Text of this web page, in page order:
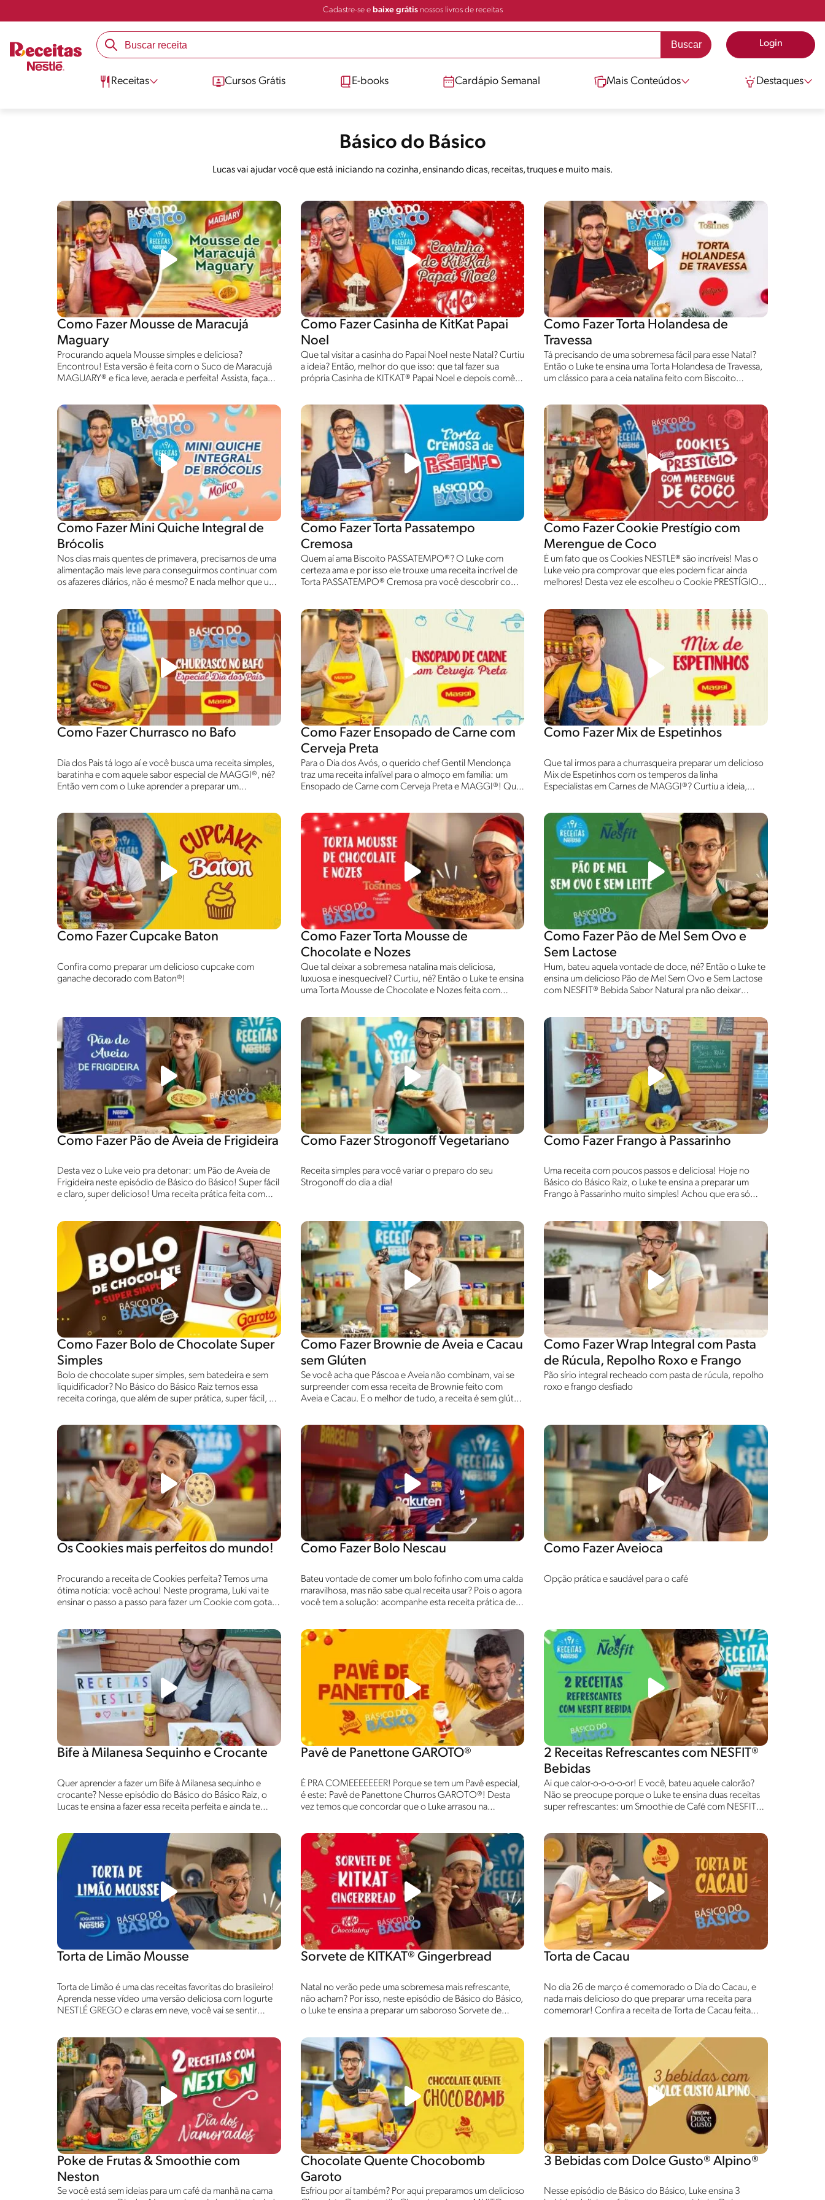
Cadastre-se e baixe grátisnossos livros de receitas
Login
Receitas Cursos Grátis E-books Cardápio Semanal Mais Conteúdos Destaques
Básico do Básico
Lucas vai ajudar você que está iniciando na cozinha, ensinando dicas, receitas, truques e muito mais.
Como Fazer Mousse de Maracujá
Maguary
Procurando aquela Mousse simples e deliciosa?
Encontrou! Esta versão é feita com o Suco de Maracujá
MAGUARY® e fica leve, aerada e perfeita! Assista, faça
Como Fazer Casinha de KitKat Papai
Noel
Que tal visitar a casinha do Papai Noel neste Natal? Curtiu
a ideia? Então, melhor do que isso: que tal fazer sua
própria Casinha de KITKAT® Papai Noel e depois comê-la
Como Fazer Torta Holandesa de
Travessa
Tá precisando de uma sobremesa fácil para esse Natal?
Então o Luke te ensina uma Torta Holandesa de Travessa,
um clássico para a ceia natalina feito com Biscoito
Como Fazer Mini Quiche Integral de
Brócolis
Nos dias mais quentes de primavera, precisamos de uma
alimentação mais leve para conseguirmos continuar com
os afazeres diários, não é mesmo? E nada melhor que uma
saudável. Confira esse episódio que o Luke te ensina a
fazer essa receita perfeita para o seu dia a dia.
Como Fazer Torta Passatempo
Cremosa
Quem aí ama Biscoito PASSATEMPO®? O Luke com
certeza ama e por isso ele trouxe uma receita incrível de
Torta PASSATEMPO® Cremosa pra você descobrir como
e preparo você também!
Como Fazer Cookie Prestígio com
Merengue de Coco
É um fato que os Cookies NESTLÉ® são incríveis! Mas o
Luke veio pra comprovar que eles podem ficar ainda
melhores! Desta vez ele escolheu o Cookie PRESTÍGIO®
Como Fazer Churrasco no Bafo
Dia dos Pais tá logo aí e você busca uma receita simples,
baratinha e com aquele sabor especial de MAGGI®, né?
Então vem com o Luke aprender a preparar um
super felizes!
Como Fazer Ensopado de Carne com
Cerveja Preta
Para o Dia dos Avós, o querido chef Gentil Mendonça
traz uma receita infalível para o almoço em família: um
Ensopado de Carne com Cerveja Preta e MAGGI®! Que
Como Fazer Mix de Espetinhos
Que tal irmos para a churrasqueira preparar um delicioso
Mix de Espetinhos com os temperos da linha
Especialistas em Carnes de MAGGI®? Curtiu a ideia,
Como Fazer Cupcake Baton
Confira como preparar um delicioso cupcake com
ganache decorado com Baton®!
Como Fazer Torta Mousse de
Chocolate e Nozes
Que tal deixar a sobremesa natalina mais deliciosa,
luxuosa e inesquecível? Curtiu, né? Então o Luke te ensina
uma Torta Mousse de Chocolate e Nozes feita com
55 anos de Tostines® !
Como Fazer Pão de Mel Sem Ovo e
Sem Lactose
Hum, bateu aquela vontade de doce, né? Então o Luke te
ensina um delicioso Pão de Mel Sem Ovo e Sem Lactose
com NESFIT® Bebida Sabor Natural pra não deixar
seu favorito aqui nos comentários!
Como Fazer Pão de Aveia de Frigideira
Desta vez o Luke veio pra detonar: um Pão de Aveia de
Frigideira neste episódio de Básico do Básico! Super fácil
e claro, super delicioso! Uma receita prática feita com
vídeo para aprender!
Como Fazer Strogonoff Vegetariano
Receita simples para você variar o preparo do seu
Strogonoff do dia a dia!
Como Fazer Frango à Passarinho
Uma receita com poucos passos e deliciosa! Hoje no
Básico do Básico Raiz, o Luke te ensina a preparar um
Frango à Passarinho muito simples! Achou que era só
Como Fazer Bolo de Chocolate Super
Simples
Bolo de chocolate super simples, sem batedeira e sem
liquidificador? No Básico do Básico Raiz temos essa
receita coringa, que além de super prática, super fácil, é
Como Fazer Brownie de Aveia e Cacau
sem Glúten
Se você acha que Páscoa e Aveia não combinam, vai se
surpreender com essa receita de Brownie feito com
Aveia e Cacau. E o melhor de tudo, a receita é sem glúten
Como Fazer Wrap Integral com Pasta
de Rúcula, Repolho Roxo e Frango
Pão sírio integral recheado com pasta de rúcula, repolho
roxo e frango desfiado
Os Cookies mais perfeitos do mundo!
Procurando a receita de Cookies perfeita? Temos uma
ótima notícia: você achou! Neste programa, Luki vai te
ensinar o passo a passo para fazer um Cookie com gotas
Como Fazer Bolo Nescau
Bateu vontade de comer um bolo fofinho com uma calda
maravilhosa, mas não sabe qual receita usar? Pois o agora
você tem a solução: acompanhe esta receita prática de
Como Fazer Aveioca
Opção prática e saudável para o café
Bife à Milanesa Sequinho e Crocante
Quer aprender a fazer um Bife à Milanesa sequinho e
crocante? Nesse episódio do Básico do Básico Raiz, o
Lucas te ensina a fazer essa receita perfeita e ainda te
Pavê de Panettone GAROTO®
É PRA COMEEEEEEER! Porque se tem um Pavê especial,
é este: Pavê de Panettone Churros GAROTO®! Desta
vez temos que concordar que o Luke arrasou na
2 Receitas Refrescantes com NESFIT®
Bebidas
Ai que calor-o-o-o-o-or! E você, bateu aquele calorão?
Não se preocupe porque o Luke te ensina duas receitas
super refrescantes: um Smoothie de Café com NESFIT®
refrescar com essas delícias! Confira!
Torta de Limão Mousse
Torta de Limão é uma das receitas favoritas do brasileiro!
Aprenda nesse vídeo uma versão deliciosa com Iogurte
NESTLÉ GREGO e claras em neve, você vai se sentir
Sorvete de KITKAT® Gingerbread
Natal no verão pede uma sobremesa mais refrescante,
não acham? Por isso, neste episódio de Básico do Básico,
o Luke te ensina a preparar um saboroso Sorvete de
confira!
Torta de Cacau
No dia 26 de março é comemorado o Dia do Cacau, e
nada mais delicioso do que preparar uma receita para
comemorar! Confira a receita de Torta de Cacau feita
Poke de Frutas & Smoothie com
Neston
Se você está sem ideias para um café da manhã na cama
Chocolate Quente Chocobomb
Garoto
Esfriou por aí também? Por aqui preparamos um delicioso
3 Bebidas com Dolce Gusto® Alpino®
Nesse episódio de Básico do Básico, Luke ensina 3